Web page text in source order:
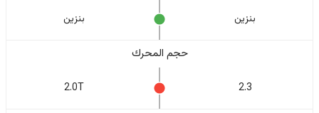
بنزين بنزين
حجم المحرك
2.3
2.0T